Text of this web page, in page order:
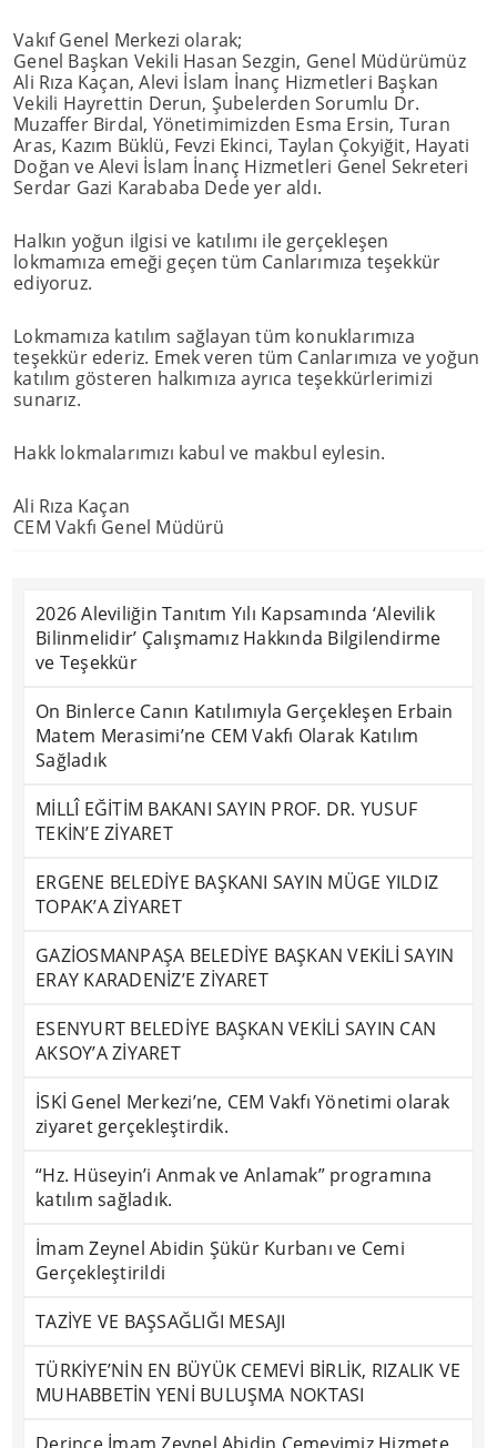
Vakıf Genel Merkezi olarak;
Genel Başkan Vekili Hasan Sezgin, Genel Müdürümüz
Ali Rıza Kaçan, Alevi İslam İnanç Hizmetleri Başkan
Vekili Hayrettin Derun, Şubelerden Sorumlu Dr.
Muzaffer Birdal, Yönetimimizden Esma Ersin, Turan
Aras, Kazım Büklü, Fevzi Ekinci, Taylan Çokyiğit, Hayati
Doğan ve Alevi İslam İnanç Hizmetleri Genel Sekreteri
Serdar Gazi Karababa Dede yer aldı.
Halkın yoğun ilgisi ve katılımı ile gerçekleşen
lokmamıza emeği geçen tüm Canlarımıza teşekkür
ediyoruz.
Lokmamıza katılım sağlayan tüm konuklarımıza
teşekkür ederiz. Emek veren tüm Canlarımıza ve yoğun
katılım gösteren halkımıza ayrıca teşekkürlerimizi
sunarız.
Hakk lokmalarımızı kabul ve makbul eylesin.
Ali Rıza Kaçan
CEM Vakfı Genel Müdürü
2026 Aleviliğin Tanıtım Yılı Kapsamında ‘Alevilik
Bilinmelidir’ Çalışmamız Hakkında Bilgilendirme
ve Teşekkür
On Binlerce Canın Katılımıyla Gerçekleşen Erbain
Matem Merasimi’ne CEM Vakfı Olarak Katılım
Sağladık
MİLLÎ EĞİTİM BAKANI SAYIN PROF. DR. YUSUF
TEKİN’E ZİYARET
ERGENE BELEDİYE BAŞKANI SAYIN MÜGE YILDIZ
TOPAK’A ZİYARET
GAZİOSMANPAŞA BELEDİYE BAŞKAN VEKİLİ SAYIN
ERAY KARADENİZ’E ZİYARET
ESENYURT BELEDİYE BAŞKAN VEKİLİ SAYIN CAN
AKSOY’A ZİYARET
İSKİ Genel Merkezi’ne, CEM Vakfı Yönetimi olarak
ziyaret gerçekleştirdik.
“Hz. Hüseyin’i Anmak ve Anlamak” programına
katılım sağladık.
İmam Zeynel Abidin Şükür Kurbanı ve Cemi
Gerçekleştirildi
TAZİYE VE BAŞSAĞLIĞI MESAJI
TÜRKİYE’NİN EN BÜYÜK CEMEVİ BİRLİK, RIZALIK VE
MUHABBETİN YENİ BULUŞMA NOKTASI